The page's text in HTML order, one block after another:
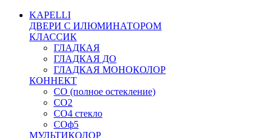
KAPELLI
ДВЕРИ С ИЛЮМИНАТОРОМ
КЛАССИК
ГЛАДКАЯ
ГЛАДКАЯ ДО
ГЛАДКАЯ МОНОКОЛОР
КОННЕКТ
СО (полное остекление)
СО2
СО4 стекло
СОф5
МУЛЬТИКОЛОР